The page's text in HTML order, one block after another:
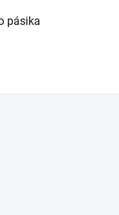
pásika